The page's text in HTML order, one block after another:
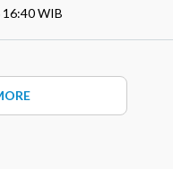
16:40 WIB